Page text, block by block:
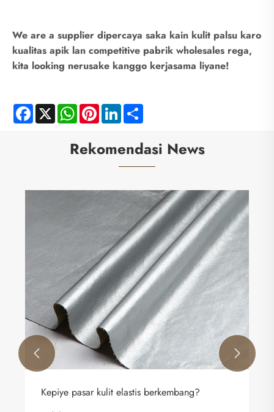
We are a supplier dipercaya saka kain kulit palsu karo
kualitas apik lan competitive pabrik wholesales rega,
kita looking nerusake kanggo kerjasama liyane!
Facebook
X WhatsApp
PinterestLinkedIn
Rekomendasi News
Kepiye pasar kulit elastis berkembang?
 